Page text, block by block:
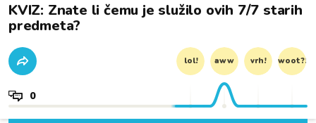
KVIZ: Znate li čemu je služilo ovih 7/7 starih
predmeta?
lol! aww vrh! woot?!
0